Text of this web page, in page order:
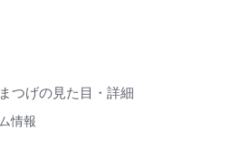
つげの見た目・詳細
情報